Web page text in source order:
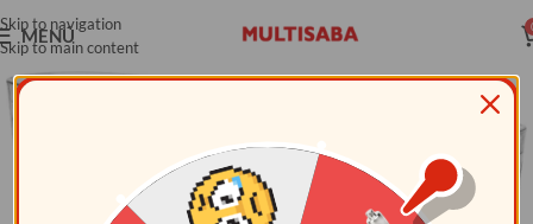
Skip to navigation
Skip to main content
MENÚ